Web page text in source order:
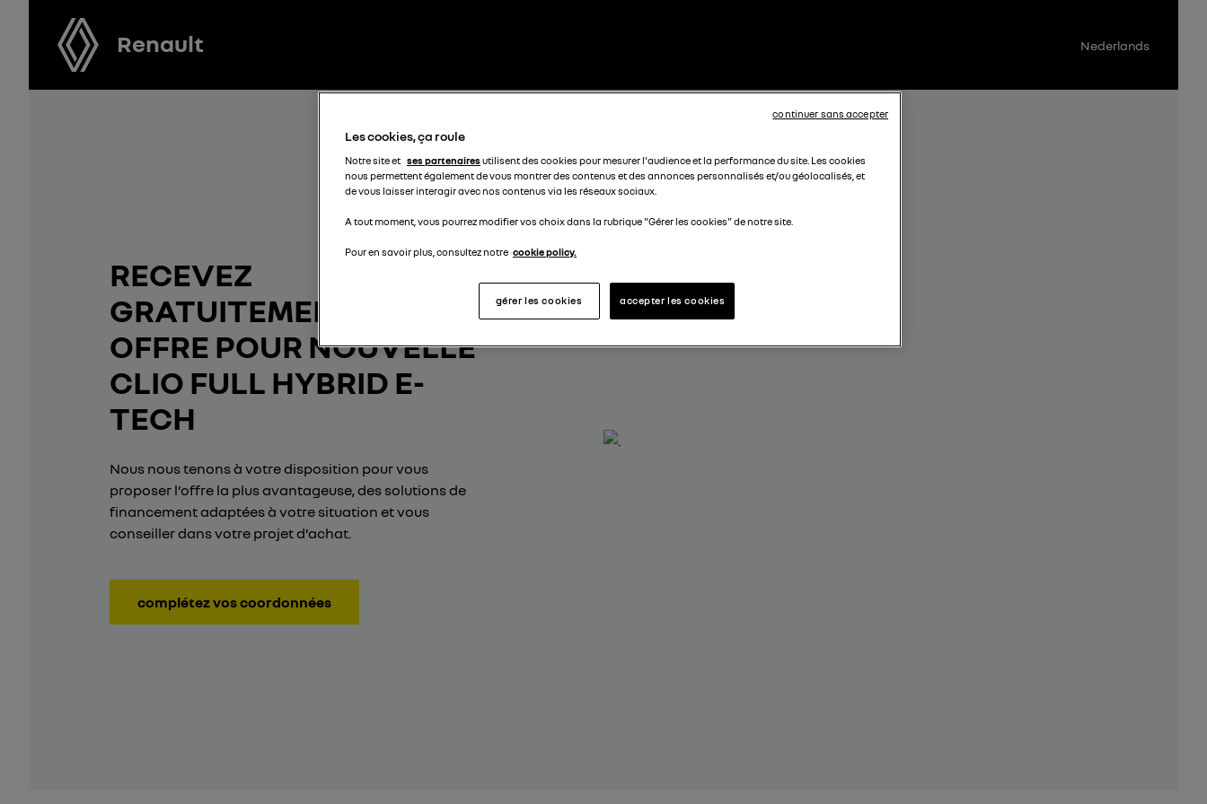
Renault Nederlands
RECEVEZ
GRATUITEMENT VOTRE
OFFRE POUR NOUVELLE
CLIO FULL HYBRID E-
TECH
Nous nous tenons à votre disposition pour vous
proposer l’offre la plus avantageuse, des solutions de
financement adaptées à votre situation et vous
conseiller dans votre projet d’achat.
complétez vos coordonnées
Les cookies, ça roule
Notre site et ses partenairesutilisent des cookies pour mesurer l'audience et la performance du site. Les cookies
nous permettent également de vous montrer des contenus et des annonces personnalisés et/ou géolocalisés, et
de vous laisser interagir avec nos contenus via les réseaux sociaux.
A tout moment, vous pourrez modifier vos choix dans la rubrique "Gérer les cookies" de notre site.
Pour en savoir plus, consultez notre cookie policy.
accepter les cookies
gérer les cookies
continuer sans accepter